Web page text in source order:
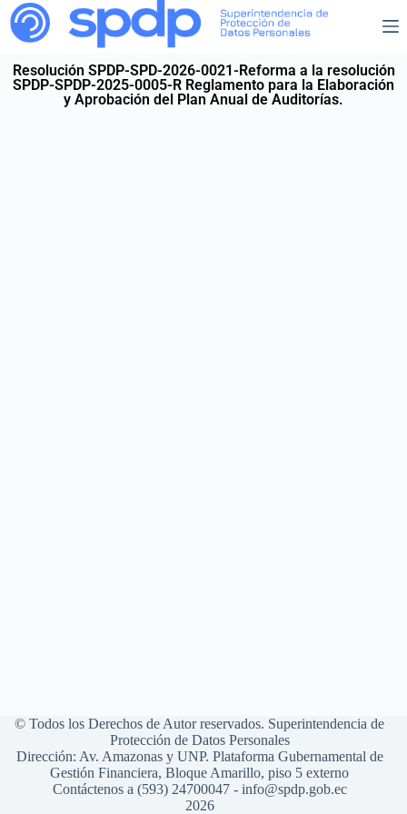
Resolución SPDP-SPD-2026-0021-Reforma a la resolución
SPDP-SPDP-2025-0005-R Reglamento para la Elaboración
y Aprobación del Plan Anual de Auditorías.
© Todos los Derechos de Autor reservados. Superintendencia de
Protección de Datos Personales
Dirección: Av. Amazonas y UNP. Plataforma Gubernamental de
Gestión Financiera, Bloque Amarillo, piso 5 externo
Contáctenos a (593) 24700047 - info@spdp.gob.ec
2026